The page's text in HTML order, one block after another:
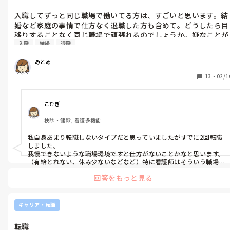
入職してずっと同じ職場で働いてる方は、すごいと思います。結
婚など家庭の事情で仕方なく退職した方も含めて。どうしたら目
移りすることなく同じ職場で頑張れるのでしょうか。嫌なことが
あったとき、積もり積もって嫌になってもう無理てなったとき
うしようか、転職したとして思っていたのと違ったとすぐ辞めた
くなるのではと自信ないです。
入職 結婚 退職
みとめ
13 ・ 02/
こむぎ
検診・健診, 看護多機能
私自身あまり転職しないタイプだと思っていましたがすでに2回転職
しました。
我慢できないような職場環境ですと仕方がないことかなと思います。
（有給とれない、休み少ないなどなど）特に看護師はそういう職場
でも、人間関係だったり完璧な職場ってないものだと割り切ってい
ています。
回答をもっと見る
キャリア・転職
転職